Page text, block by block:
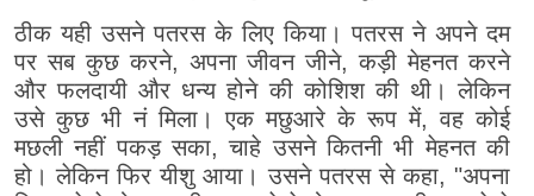
ठीक यही उसने पतरस के लिए किया। पतरस ने अपने दम
पर सब कुछ करने, अपना जीवन जीने, कड़ी मेहनत करने
और फलदायी और धन्य होने की कोशिश की थी। लेकिन
उसे कुछ भी नं मिला। एक मछुआरे के रूप में, वह कोई
मछली नहीं पकड़ सका, चाहे उसने कितनी भी मेहनत की
हो। लेकिन फिर यीशु आया। उसने पतरस से कहा, "अपना